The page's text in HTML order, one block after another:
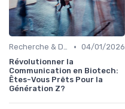
Recherche & Développement • 04/01/2026
Révolutionner la
Communication en Biotech:
Êtes-Vous Prêts Pour la
Génération Z?